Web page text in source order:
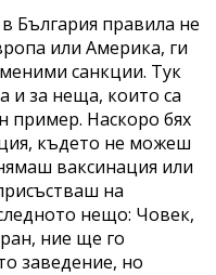
България правила не
или Америка, ги
санкции. Тук
и за неща, които са
пример. Наскоро бях
където не можеш
ваксинация или
на
нещо: Човек,
ние ще го
заведение, но